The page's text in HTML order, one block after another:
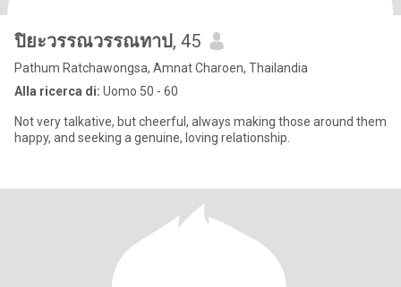
ปิยะวรรณวรรณทาป, 45
Pathum Ratchawongsa, Amnat Charoen, Thailandia
Alla ricerca di: Uomo 50 - 60
Not very talkative, but cheerful, always making those around them
happy, and seeking a genuine, loving relationship.